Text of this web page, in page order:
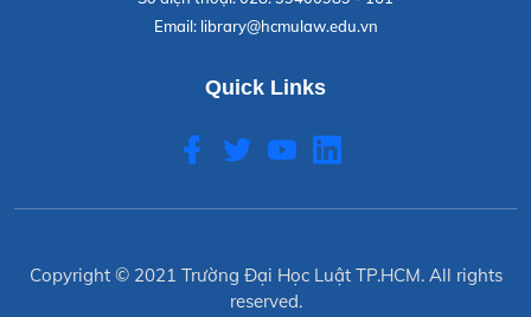
Email: library@hcmulaw.edu.vn
Quick Links
Copyright © 2021 Trường Đại Học Luật TP.HCM. All rights
reserved.